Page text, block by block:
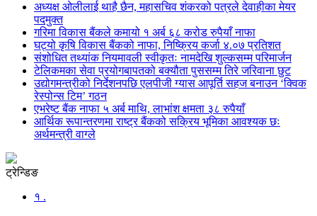
अध्यक्ष ओलीलाई थाहै छैन, महासचिव शंकरको पत्रले देवाहीका मेयर
पदमुक्त
गरिमा विकास बैंकले कमायो १ अर्ब ६८ करोड रुपैयाँ नाफा
घट्यो कृषि विकास बैंकको नाफा, निष्क्रिय कर्जा ४.०७ प्रतिशत
संशोधित तथ्यांक नियमावली स्वीकृतः नामदेखि शुल्कसम्म परिमार्जन
टेलिकमका सेवा प्रयोगबापतको बक्यौता पुससम्म तिरे जरिवाना छुट
उद्योगमन्त्रीको निर्देशनपछि एलपीजी ग्यास आपूर्ति सहज बनाउन ‘क्विक
रेस्पोन्स टिम’ गठन
एभरेष्ट बैंक नाफा ५ अर्ब माथि, लाभांश क्षमता ३८ रुपैयाँ
आर्थिक रूपान्तरणमा राष्ट्र बैंकको सक्रिय भूमिका आवश्यक छः
अर्थमन्त्री वाग्ले
ट्रेन्डिङ
१ .